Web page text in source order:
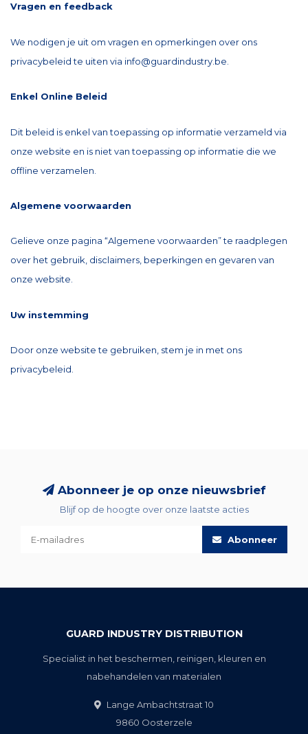
Vragen en feedback
We nodigen je uit om vragen en opmerkingen over ons
privacybeleid te uiten via info@guardindustry.be
Enkel Online Beleid
Dit beleid is enkel van toepassing op informatie verzameld via
onze website en is niet van toepassing op informatie die we
offline verzamelen.
Algemene voorwaarden
Gelieve onze pagina “Algemene voorwaarden” te raadplegen
over het gebruik, disclaimers, beperkingen en gevaren van
onze website.
Uw instemming
Door onze website te gebruiken, stem je in met ons
privacybeleid.
Abonneer je op onze nieuwsbrief
Blijf op de hoogte over onze laatste acties
Abonneer
GUARD INDUSTRY DISTRIBUTION
Specialist in het beschermen, reinigen, kleuren en
nabehandelen van materialen
Lange Ambachtstraat 10
9860 Oosterzele